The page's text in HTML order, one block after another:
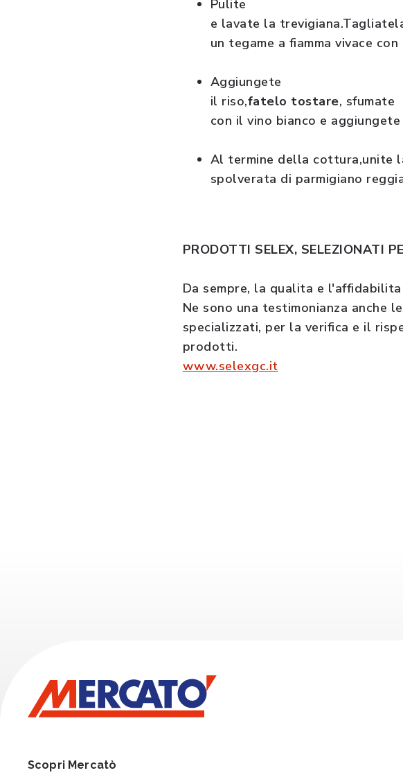
Pulite
e lavate la
un tegame a fiamma vivace
Aggiungete
il riso,fatelo tostare, sfumate
con il vino bianco e
Al termine della cottura,unite
spolverata di parmigiano
PRODOTTI SELEX, SELEZIONATI
Da sempre, la qualita e
Ne sono una testimonianza anche
specializzati, per la verifica e il
prodotti.
www.selexgc.it
Scopri Mercatò